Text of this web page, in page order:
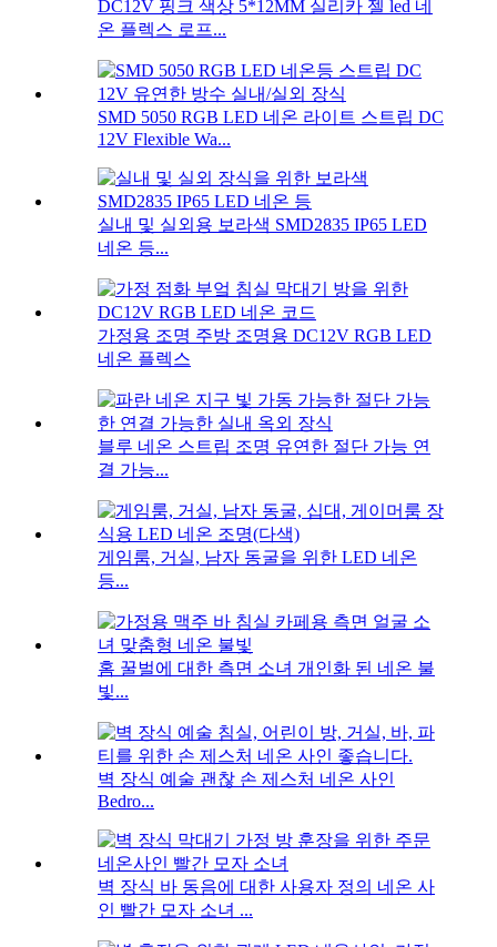
DC12V 핑크 색상 5*12MM 실리카 젤 led 네
온 플렉스 로프...
SMD 5050 RGB LED 네온 라이트 스트립 DC
12V Flexible Wa...
실내 및 실외용 보라색 SMD2835 IP65 LED
네온 등...
가정용 조명 주방 조명용 DC12V RGB LED
네온 플렉스
블루 네온 스트립 조명 유연한 절단 가능 연
결 가능...
게임룸, 거실, 남자 동굴을 위한 LED 네온
등...
홈 꿀벌에 대한 측면 소녀 개인화 된 네온 불
빛...
벽 장식 예술 괜찮 손 제스처 네온 사인
Bedro...
벽 장식 바 동음에 대한 사용자 정의 네온 사
인 빨간 모자 소녀 ...